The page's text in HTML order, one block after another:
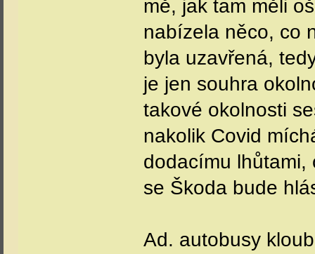
mě, jak tam měli
nabízela něco, co
byla uzavřená,
je jen souhra
takové okolnosti
nakolik Covid
dodacímu lhůtami,
se Škoda bude
Ad. autobusy